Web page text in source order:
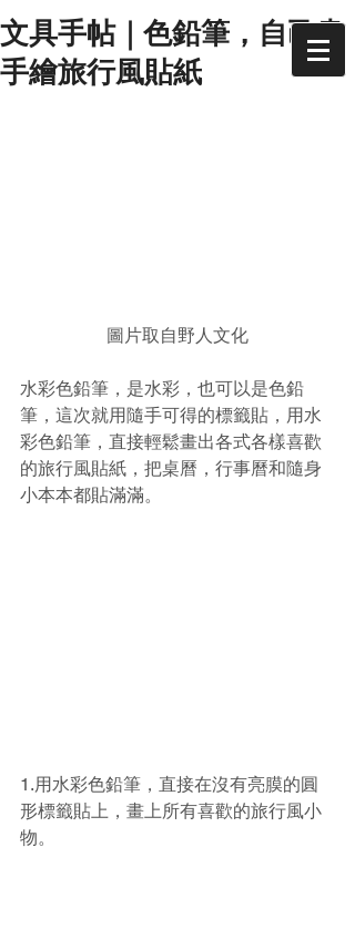
文具手帖｜色鉛筆，自己畫
手繪旅行風貼紙
圖片取自野人文化
水彩色鉛筆，是水彩，也可以是色鉛
筆，這次就用隨手可得的標籤貼，用水
彩色鉛筆，直接輕鬆畫出各式各樣喜歡
的旅行風貼紙，把桌曆，行事曆和隨身
小本本都貼滿滿。
1.用水彩色鉛筆，直接在沒有亮膜的圓
形標籤貼上，畫上所有喜歡的旅行風小
物。